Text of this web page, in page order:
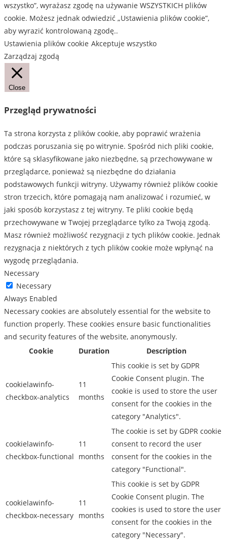
wszystko”, wyrażasz zgodę na używanie WSZYSTKICH plików
cookie. Możesz jednak odwiedzić „Ustawienia plików cookie”,
aby wyrazić kontrolowaną zgodę..
Ustawienia plików cookie Akceptuje wszystko
Zarządzaj zgodą
Close
Przegląd prywatności
Ta strona korzysta z plików cookie, aby poprawić wrażenia
podczas poruszania się po witrynie. Spośród nich pliki cookie,
które są sklasyfikowane jako niezbędne, są przechowywane w
przeglądarce, ponieważ są niezbędne do działania
podstawowych funkcji witryny. Używamy również plików cookie
stron trzecich, które pomagają nam analizować i rozumieć, w
jaki sposób korzystasz z tej witryny. Te pliki cookie będą
przechowywane w Twojej przeglądarce tylko za Twoją zgodą.
Masz również możliwość rezygnacji z tych plików cookie. Jednak
rezygnacja z niektórych z tych plików cookie może wpłynąć na
wygodę przeglądania.
Necessary
Necessary
Always Enabled
Necessary cookies are absolutely essential for the website to
function properly. These cookies ensure basic functionalities
and security features of the website, anonymously.
Cookie
Duration Description
cookielawinfo-
checkbox-analytics
11
months
This cookie is set by GDPR
Cookie Consent plugin. The
cookie is used to store the user
consent for the cookies in the
category "Analytics".
cookielawinfo-
checkbox-functional
11
months
The cookie is set by GDPR cookie
consent to record the user
consent for the cookies in the
category "Functional".
cookielawinfo-
checkbox-necessary
11
months
This cookie is set by GDPR
Cookie Consent plugin. The
cookies is used to store the user
consent for the cookies in the
category "Necessary".